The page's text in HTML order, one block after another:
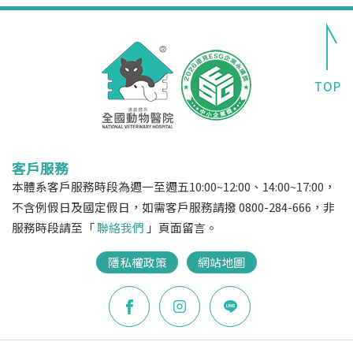
客戶服務
本體系客戶服務時段為週一至週五10:00~12:00、14:00~17:00，
不含例假日及國定假日，如需客戶服務請撥 0800-284-666，非
服務時段請至「聯絡我們 」頁面留言。
隱私權政策 網站地圖